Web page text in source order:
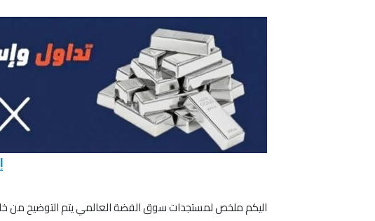
اليكم ملخص لمستجدات سوق الفضة العالمي يتم التوضيح من